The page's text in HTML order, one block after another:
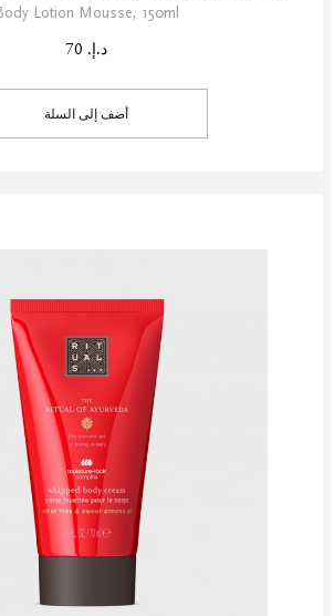
Lotion Mousse, 150ml
د.إ. 70
أضف إلى السلة